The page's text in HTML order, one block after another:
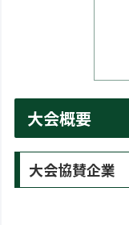
大会概要
大会協賛企業